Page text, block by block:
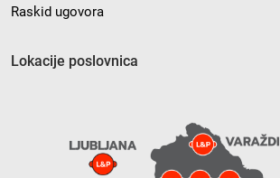
Raskid ugovora
Lokacije poslovnica